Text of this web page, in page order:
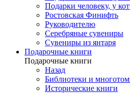
Подарки человеку, у
Ростовская Финифть
Руководителю
Серебряные сувениры
Сувениры из янтаря
Подарочные книги
Подарочные книги
Назад
Библиотеки и
Исторические книги